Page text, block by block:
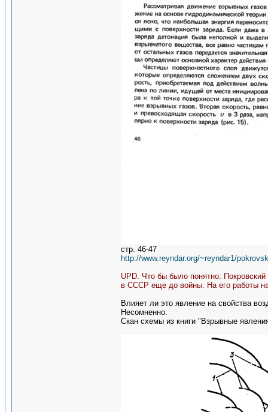
стр. 46-47
http://www.reyndar.org/~reyndar1/
UPD. Что бы было понятно:
в СССР еще до войны. На его работы
Влияет ли это явление на свойства
Несомненно.
Скан схемы из книги "Взрывные